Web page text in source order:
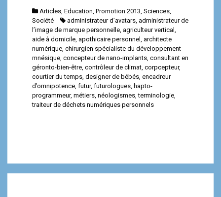
Articles, Education, Promotion 2013, Sciences,
Société
administrateur d’avatars, administrateur de
l’image de marque personnelle, agriculteur vertical ,
aide à domicile, apothicaire personnel , architecte
numérique, chirurgien spécialiste du développement
mnésique, concepteur de nano-implants, consultant en
géronto-bien-être, contrôleur de climat, corpcepteur,
courtier du temps, designer de bébés, encadreur
d’omnipotence, futur, futurologues, hapto-
programmeur, métiers, néologismes,terminologie,
traiteur de déchets numériques personnels